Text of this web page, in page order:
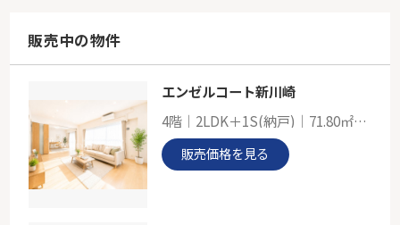
-
66.16㎡
東京都町田市南町田２丁目
販売中の物件
エンゼルコート新川崎
4階｜2LDK＋1S(納戸)｜71.80㎡｜南西
販売価格を見る